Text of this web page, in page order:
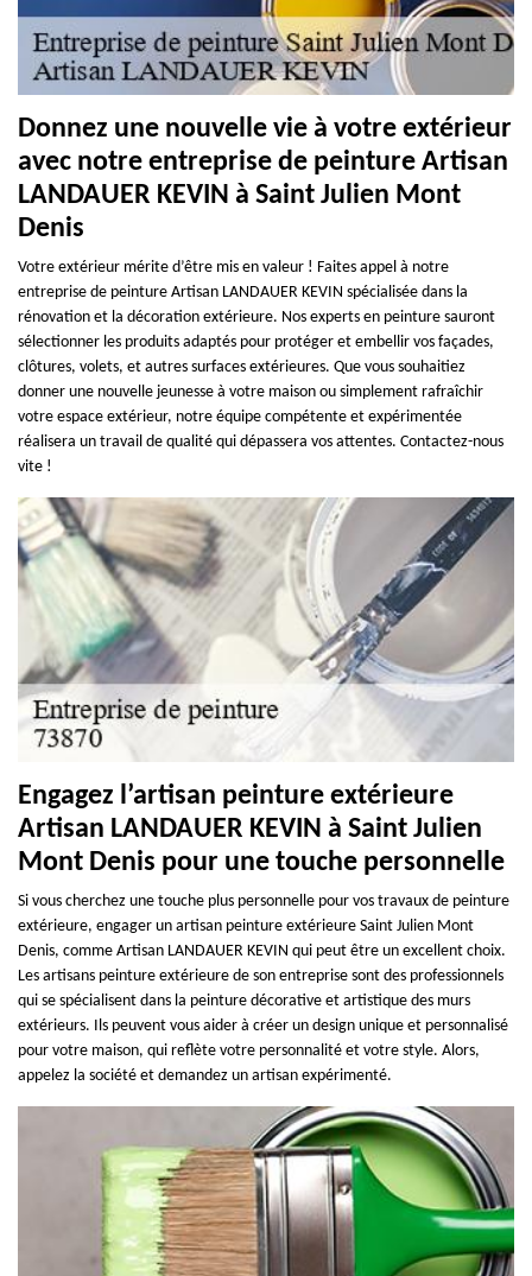
Donnez une nouvelle vie à votre extérieur
avec notre entreprise de peinture Artisan
LANDAUER KEVIN à Saint Julien Mont
Denis
Votre extérieur mérite d’être mis en valeur ! Faites appel à notre
entreprise de peinture Artisan LANDAUER KEVIN spécialisée dans la
rénovation et la décoration extérieure. Nos experts en peinture sauront
sélectionner les produits adaptés pour protéger et embellir vos façades,
clôtures, volets, et autres surfaces extérieures. Que vous souhaitiez
donner une nouvelle jeunesse à votre maison ou simplement rafraîchir
votre espace extérieur, notre équipe compétente et expérimentée
réalisera un travail de qualité qui dépassera vos attentes. Contactez-nous
vite !
Engagez l’artisan peinture extérieure
Artisan LANDAUER KEVIN à Saint Julien
Mont Denis pour une touche personnelle
Si vous cherchez une touche plus personnelle pour vos travaux de peinture
extérieure, engager un artisan peinture extérieure Saint Julien Mont
Denis, comme Artisan LANDAUER KEVIN qui peut être un excellent choix.
Les artisans peinture extérieure de son entreprise sont des professionnels
qui se spécialisent dans la peinture décorative et artistique des murs
extérieurs. Ils peuvent vous aider à créer un design unique et personnalisé
pour votre maison, qui reflète votre personnalité et votre style. Alors,
appelez la société et demandez un artisan expérimenté.